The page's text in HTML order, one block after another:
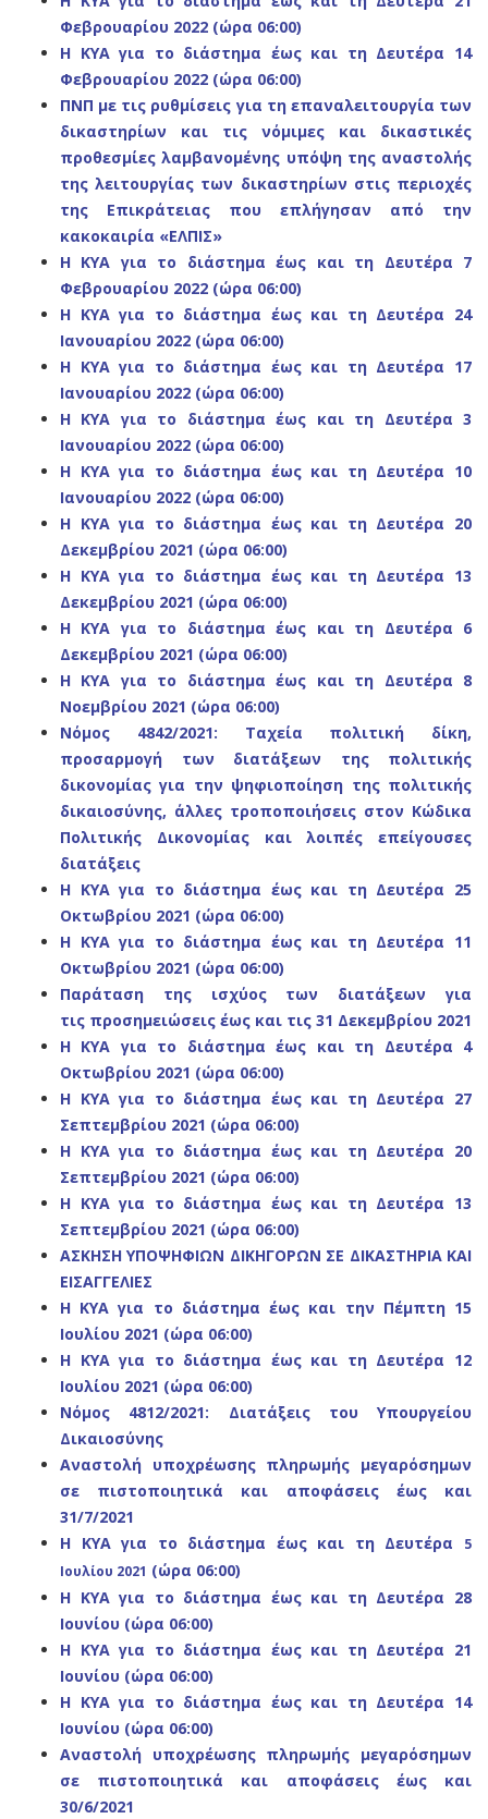
Φεβρουαρίου 2022 (ώρα 06:00)
Η ΚΥΑ για το διάστημα έως και τη Δευτέρα 14
Φεβρουαρίου 2022 (ώρα 06:00)
ΠΝΠ με τις ρυθμίσεις για τη επαναλειτουργία των
δικαστηρίων και τις νόμιμες και δικαστικές
προθεσμίες λαμβανομένης υπόψη της αναστολής
της λειτουργίας των δικαστηρίων στις περιοχές
της Επικράτειας που επλήγησαν από την
κακοκαιρία «ΕΛΠΙΣ»
Η ΚΥΑ για το διάστημα έως και τη Δευτέρα 7
Φεβρουαρίου 2022 (ώρα 06:00)
Η ΚΥΑ για το διάστημα έως και τη Δευτέρα 24
Ιανουαρίου 2022 (ώρα 06:00)
Η ΚΥΑ για το διάστημα έως και τη Δευτέρα 17
Ιανουαρίου 2022 (ώρα 06:00)
Η ΚΥΑ για το διάστημα έως και τη Δευτέρα 3
Ιανουαρίου 2022 (ώρα 06:00)
Η ΚΥΑ για το διάστημα έως και τη Δευτέρα 10
Ιανουαρίου 2022 (ώρα 06:00)
Η ΚΥΑ για το διάστημα έως και τη Δευτέρα 20
Δεκεμβρίου 2021 (ώρα 06:00)
Η ΚΥΑ για το διάστημα έως και τη Δευτέρα 13
Δεκεμβρίου 2021 (ώρα 06:00)
Η ΚΥΑ για το διάστημα έως και τη Δευτέρα 6
Δεκεμβρίου 2021 (ώρα 06:00)
Η ΚΥΑ για το διάστημα έως και τη Δευτέρα 8
Νοεμβρίου 2021 (ώρα 06:00)
Nόμος 4842/2021: Ταχεία πολιτική δίκη,
προσαρμογή των διατάξεων της πολιτικής
δικονομίας για την ψηφιοποίηση της πολιτικής
δικαιοσύνης, άλλες τροποποιήσεις στον Κώδικα
Πολιτικής Δικονομίας και λοιπές επείγουσες
διατάξεις
Η ΚΥΑ για το διάστημα έως και τη Δευτέρα 25
Οκτωβρίου 2021 (ώρα 06:00)
Η ΚΥΑ για το διάστημα έως και τη Δευτέρα 11
Οκτωβρίου 2021 (ώρα 06:00)
Παράταση της ισχύος των διατάξεων για
τις προσημειώσεις έως και τις 31 Δεκεμβρίου 2021
Η ΚΥΑ για το διάστημα έως και τη Δευτέρα 4
Οκτωβρίου 2021 (ώρα 06:00)
Η ΚΥΑ για το διάστημα έως και τη Δευτέρα 27
Σεπτεμβρίου 2021 (ώρα 06:00)
Η ΚΥΑ για το διάστημα έως και τη Δευτέρα 20
Σεπτεμβρίου 2021 (ώρα 06:00)
Η ΚΥΑ για το διάστημα έως και τη Δευτέρα 13
Σεπτεμβρίου 2021 (ώρα 06:00)
ΑΣΚΗΣΗ ΥΠΟΨΗΦΙΩΝ ΔΙΚΗΓΟΡΩΝ ΣΕ ΔΙΚΑΣΤΗΡΙΑ ΚΑΙ
ΕΙΣΑΓΓΕΛΙΕΣ
Η ΚΥΑ για το διάστημα έως και την Πέμπτη 15
Ιουλίου 2021 (ώρα 06:00)
Η ΚΥΑ για το διάστημα έως και τη Δευτέρα 12
Ιουλίου 2021 (ώρα 06:00)
Νόμος 4812/2021: Διατάξεις του Υπουργείου
Δικαιοσύνης
Αναστολή υποχρέωσης πληρωμής μεγαρόσημων
σε πιστοποιητικά και αποφάσεις έως και
31/7/2021
Η ΚΥΑ για το διάστημα έως και τη Δευτέρα
5
Ιουλίου 2021 (ώρα 06:00)
Η ΚΥΑ για το διάστημα έως και τη Δευτέρα 28
Ιουνίου (ώρα 06:00)
Η ΚΥΑ για το διάστημα έως και τη Δευτέρα 21
Ιουνίου (ώρα 06:00)
Η ΚΥΑ για το διάστημα έως και τη Δευτέρα 14
Ιουνίου (ώρα 06:00)
Αναστολή υποχρέωσης πληρωμής μεγαρόσημων
σε πιστοποιητικά και αποφάσεις έως και
30/6/2021